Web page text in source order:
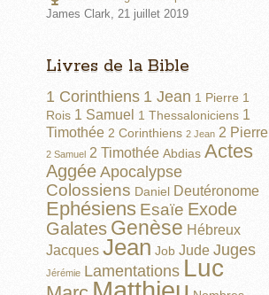
James Clark, 21 juillet 2019
Livres de la Bible
1 Corinthiens 1 Jean 1 Pierre 1
Rois 1 Samuel 1 Thessaloniciens 1
Timothée 2 Corinthiens 2 Jean 2 Pierre
2 Samuel 2 Timothée Abdias Actes
Aggée Apocalypse
Colossiens Daniel Deutéronome
Ephésiens Esaïe Exode
Galates Genèse Hébreux
Jacques Jean Job Jude Juges
Jérémie Lamentations Luc